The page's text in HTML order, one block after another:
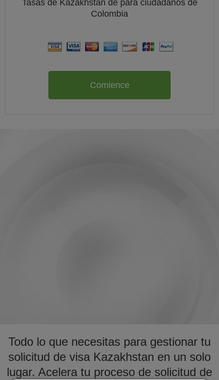
Tasas de Kazakhstan de para ciudadanos de
Colombia
Comience
Todo lo que necesitas para gestionar tu
solicitud de visa Kazakhstan en un solo
lugar. Acelera tu proceso de solicitud de